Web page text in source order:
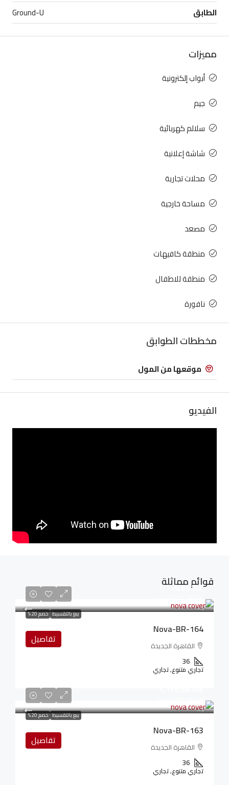
الطابق
Ground-U
مميزات
أبواب إلكترونية
جيم
سلالم كهربائية
شاشة إعلانية
محلات تجارية
مساحة خارجية
مصعد
منطقة كافيهات
منطقة للاطفال
نافورة
مخططات الطوابق
موقعها من المول
الفيديو
قوائم مماثلة
بيع بالتقسيط خصم 20%
7,156,661LE
Nova-BR-164
القاهرة الجديدة
36
تجاري متنوع, تجاري
تفاصيل
بيع بالتقسيط خصم 20%
Nova-BR-163
القاهرة الجديدة
36
تجاري متنوع, تجاري
تفاصيل